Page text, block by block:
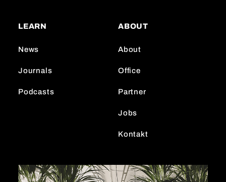
g
a
LEARN
News
Journals
Podcasts
ABOUT
About
Office
Partner
Jobs
Kontakt